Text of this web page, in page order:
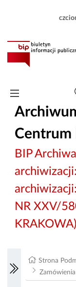
Centrum
BIP
NR XXV/
KRAKOWA)
Strona